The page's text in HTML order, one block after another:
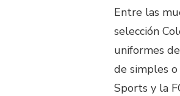
Entre las
selección
uniformes
de simples
Sports y la